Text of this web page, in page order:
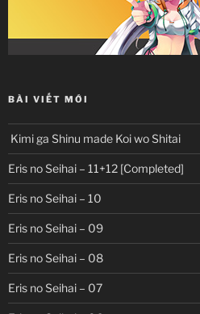
BÀI VIẾT MỚI
Kimi ga Shinu made Koi wo Shitai
Eris no Seihai – 11+12 [Completed]
Eris no Seihai – 10
Eris no Seihai – 09
Eris no Seihai – 08
Eris no Seihai – 07